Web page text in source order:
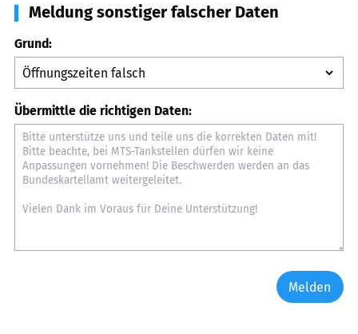
Meldung sonstiger falscher Daten
Grund:
Übermittle die richtigen Daten:
Melden